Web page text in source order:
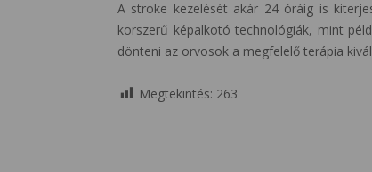
A stroke kezelését akár 24 óráig is
korszerű képalkotó technológiák, mint
dönteni az orvosok a megfelelő terápia
Megtekintés: 263